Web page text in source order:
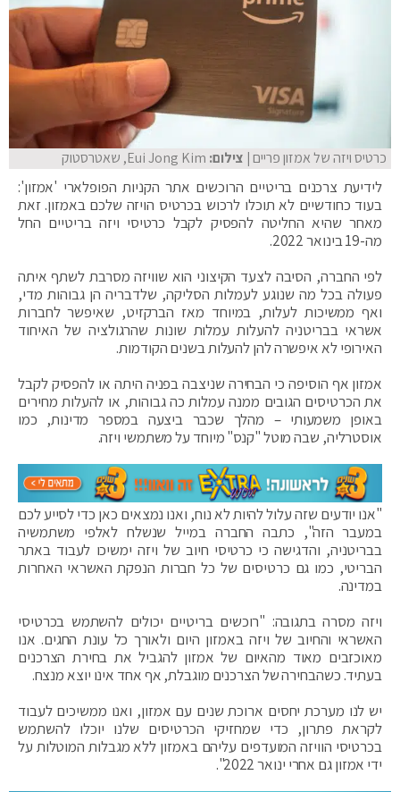
כרטיס ויזה של אמזון פריים | צילום: Eui Jong Kim, שאטרסטוק
לידיעת צרכנים בריטיים הרוכשים אתר הקניות הפופלארי 'אמזון':
בעוד כחודשיים לא תוכלו לרכוש בכרטיס הויזה שלכם באמזון. זאת
מאחר שהיא החליטה להפסיק לקבל כרטיסי ויזה בריטיים החל
מה-19 בינואר 2022.
לפי החברה, הסיבה לצעד הקיצוני הוא שוויזה מסרבת לשתף איתה
פעולה בכל מה שנוגע לעמלות הסליקה, שלדבריה הן גבוהות מדי,
ואף ממשיכות לעלות, במיוחד מאז הברקזיט, שאיפשר לחברות
אשראי בבריטניה להעלות עמלות שונות שהרגולציה של האיחוד
האירופי לא איפשרה להן להעלות בשנים הקודמות.
אמזון אף הוסיפה כי הבחירה שניצבה בפניה היתה או להפסיק לקבל
את הכרטיסים הגובים ממנה עמלות כה גבוהות, או להעלות מחירים
באופן משמעותי – מהלך שכבר ביצעה במספר מדינות, כמו
אוסטרליה, שבה מוטל "קנס" מיוחד על משתמשי ויזה.
"אנו יודעים שזה עלול להיות לא נוח, ואנו נמצאים כאן כדי לסייע לכם
במעבר הזה", כתבה החברה במייל שנשלח לאלפי משתמשיה
בבריטניה, והדגישה כי כרטיסי חיוב של ויזה ימשיכו לעבוד באתר
הבריטי, כמו גם כרטיסים של כל חברות הנפקת האשראי האחרות
במדינה.
ויזה מסרה בתגובה: "רוכשים בריטיים יכולים להשתמש בכרטיסי
האשראי והחיוב של ויזה באמזון היום ולאורך כל עונת החגים. אנו
מאוכזבים מאוד מהאיום של אמזון להגביל את בחירת הצרכנים
בעתיד. כשהבחירה של הצרכנים מוגבלת, אף אחד אינו יוצא מנצח.
יש לנו מערכת יחסים ארוכת שנים עם אמזון, ואנו ממשיכים לעבוד
לקראת פתרון, כדי שמחזיקי הכרטיסים שלנו יוכלו להשתמש
בכרטיסי הוויזה המועדפים עליהם באמזון ללא מגבלות המוטלות על
ידי אמזון גם אחרי ינואר 2022".